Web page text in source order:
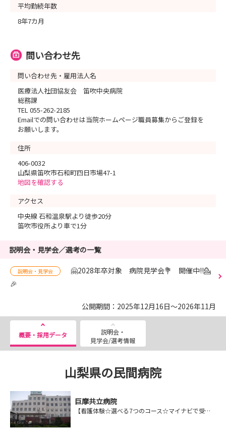
平均勤続年数
8年7カ月
問い合わせ先
問い合わせ先・雇用法人名
医療法人社団協友会 笛吹中央病院
総務課
TEL 055-262-2185
Emailでの問い合わせは当院ホームページ職員募集からご登録を
お願いします。
住所
406-0032
山梨県笛吹市石和町四日市場47-1
地図を確認する
アクセス
中央線 石和温泉駅より徒歩20分
笛吹市役所より車で1分
説明会・見学会／選考の一覧
説明会・見学会
🤗2028年卒対象 病院見学会💐 開催中!!💁
🎉
公開期間：2025年12月16日～2026年11月
概要・採用データ
説明会・
見学会/選考情報
山梨県の民間病院
巨摩共立病院
【看護体験☆選べる7つのコース☆マイナビで受付中】在宅も病院も、あなたのフィールド❤️やさしさフル装備で看護の幅を広げるならここで決まり！